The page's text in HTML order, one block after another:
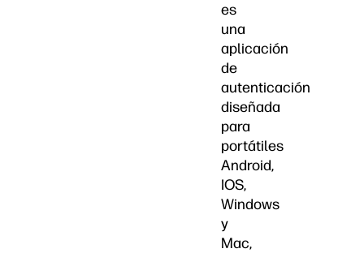
es
una
aplicación
de
autenticación
diseñada
para
portátiles
Android,
IOS,
Windows
y
Mac,